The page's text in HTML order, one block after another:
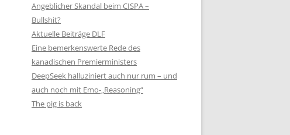
Angeblicher Skandal beim CISPA –
Bullshit?
Aktuelle Beiträge DLF
Eine bemerkenswerte Rede des
kanadischen Premierministers
DeepSeek halluziniert auch nur rum – und
auch noch mit Emo-„Reasoning“
The pig is back